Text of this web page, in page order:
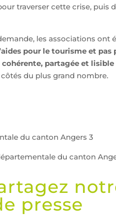
traverser cette crise, puis
les associations ont
pour le tourisme et
partagée et
du plus grand nombre.
du canton Angers 3
du canton
presse